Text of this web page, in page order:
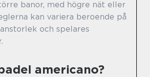
banor, med högre nät eller
kan variera beroende på
och spelares
americano?